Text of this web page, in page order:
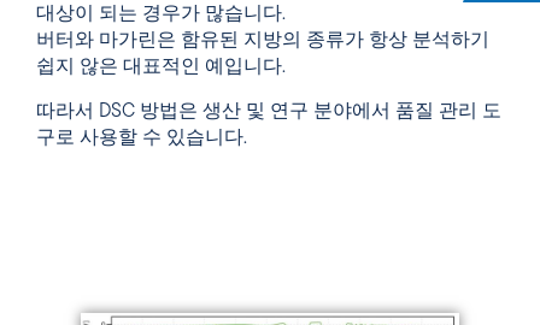
대상이 되는 경우가 많습니다.
버터와 마가린은 함유된 지방의 종류가 항상 분석하기
쉽지 않은 대표적인 예입니다.
따라서 DSC 방법은 생산 및 연구 분야에서 품질 관리 도
구로 사용할 수 있습니다.